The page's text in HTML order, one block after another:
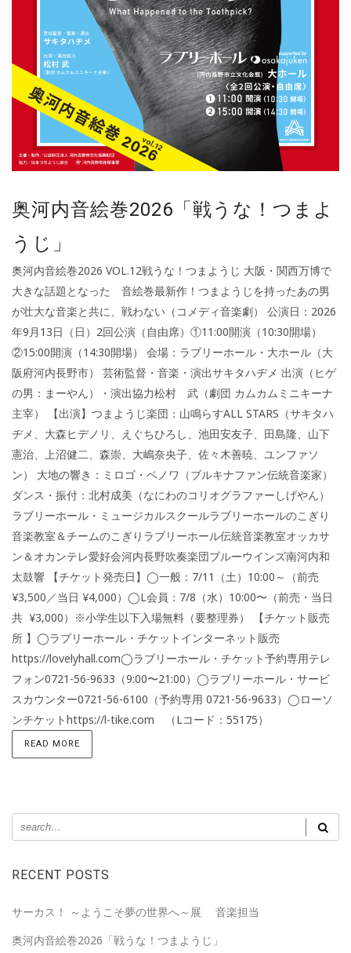
奥河内音絵巻2026「戦うな！つまよ
うじ」
奥河内音絵巻2026 VOL.12戦うな！つまようじ 大阪・関西万博で
大きな話題となった 音絵巻最新作！つまようじを持ったあの男
が壮大な音楽と共に、戦わない（コメディ音楽劇） 公演日：2026
年9月13日（日）2回公演（自由席）①11:00開演（10:30開場）
②15:00開演（14:30開場） 会場：ラブリーホール・大ホール（大
阪府河内長野市） 芸術監督・音楽・演出サキタハヂメ 出演（ヒゲ
の男：まーやん）・演出協力松村 武（劇団 カムカムミニキーナ
主宰） 【出演】つまようじ楽団：山鳴らすALL STARS（サキタハ
ヂメ、大森ヒデノリ、えぐちひろし、池田安友子、田島隆、山下
憲治、上沼健二、森崇、大嶋奈央子、佐々木善暁、ユンファソ
ン） 大地の響き：ミロゴ・ベノワ（ブルキナファン伝統音楽家）
ダンス・振付：北村成美（なにわのコリオグラファーしげやん）
ラブリーホール・ミュージカルスクールラブリーホールのこぎり
音楽教室＆チームのこぎりラブリーホール伝統音楽教室オッカサ
ン＆オカンテレ愛好会河内長野吹奏楽団ブルーウインズ南河内和
太鼓響 【チケット発売日】◯一般：7/11（土）10:00～（前売
¥3,500／当日 ¥4,000）◯L会員：7/8（水）10:00〜（前売・当日
共 ¥3,000）※小学生以下入場無料（要整理券） 【チケット販売
所 】◯ラブリーホール・チケットインターネット販売
https://lovelyhall.com◯ラブリーホール・チケット予約専用テレ
フォン0721-56-9633（9:00〜21:00）◯ラブリーホール・サービ
スカウンター0721-56-6100（予約専用 0721-56-9633）◯ローソ
ンチケットhttps://l-tike.com （Lコード：55175）
READ MORE
RECENT POSTS
サーカス！ ～ようこそ夢の世界へ～展 音楽担当
奥河内音絵巻2026「戦うな！つまようじ」